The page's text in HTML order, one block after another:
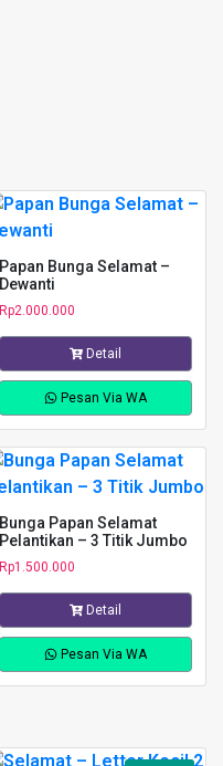
Papan Bunga Selamat –
Dewanti
Rp2.000.000
Detail
Pesan Via WA
Bunga Papan Selamat
Pelantikan – 3 Titik Jumbo
Rp1.500.000
Detail
Pesan Via WA